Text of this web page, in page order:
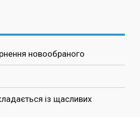
новообраного
із щасливих